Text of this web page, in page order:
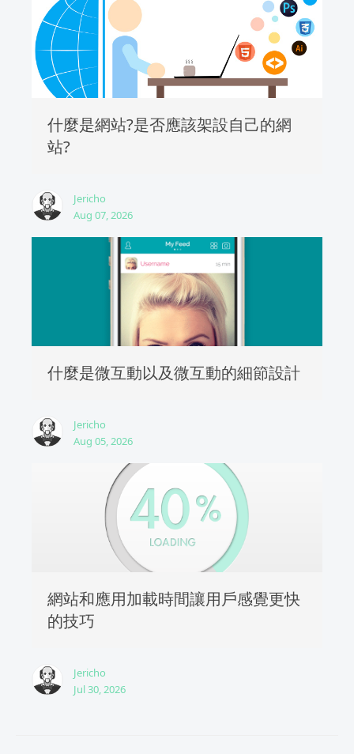
什麼是網站?是否應該架設自己的網
站?
Jericho
Aug 07, 2026
什麼是微互動以及微互動的細節設計
Jericho
Aug 05, 2026
網站和應用加載時間讓用戶感覺更快
的技巧
Jericho
Jul 30, 2026